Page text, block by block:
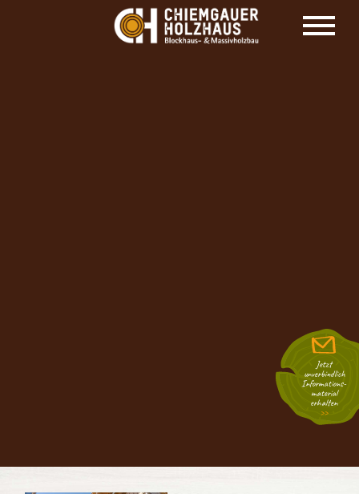
HOLZHAUS HERSTELLER CHIEMGAUER
HOLZHAUS
Jetzt
unverbindlich
Informations­
material
erhalten